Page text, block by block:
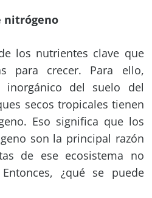
nitrógeno
los nutrientes clave que
para crecer. Para ello,
inorgánico del suelo del
secos tropicales tienen
Eso significa que los
son la principal razón
de ese ecosistema no
¿qué se puede